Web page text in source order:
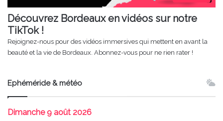
Découvrez Bordeaux en vidéos sur notre
TikTok !
Rejoignez-nous pour des vidéos immersives qui mettent en avant la
beauté et la vie de Bordeaux. Abonnez-vous pour ne rien rater !
Ephéméride & météo
Dimanche9 août 2026